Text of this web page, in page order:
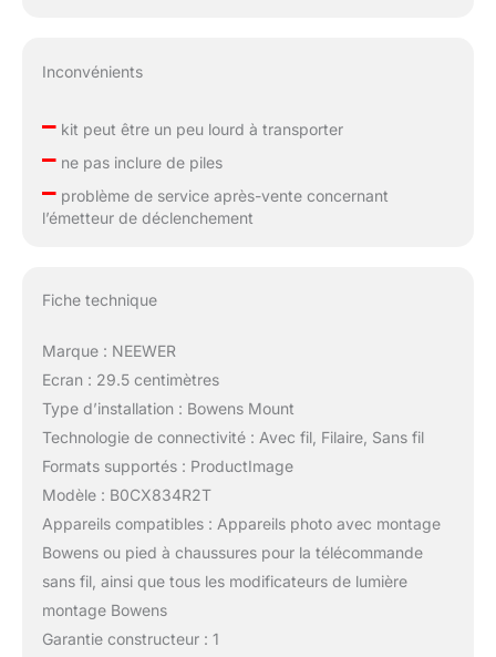
Inconvénients
–kit peut être un peu lourd à transporter
–ne pas inclure de piles
–problème de service après-vente concernant
l’émetteur de déclenchement
Fiche technique
Marque : NEEWER
Ecran : 29.5 centimètres
Type d’installation : Bowens Mount
Technologie de connectivité : Avec fil, Filaire, Sans fil
Formats supportés : ProductImage
Modèle : B0CX834R2T
Appareils compatibles : Appareils photo avec montage
Bowens ou pied à chaussures pour la télécommande
sans fil, ainsi que tous les modificateurs de lumière
montage Bowens
Garantie constructeur : 1